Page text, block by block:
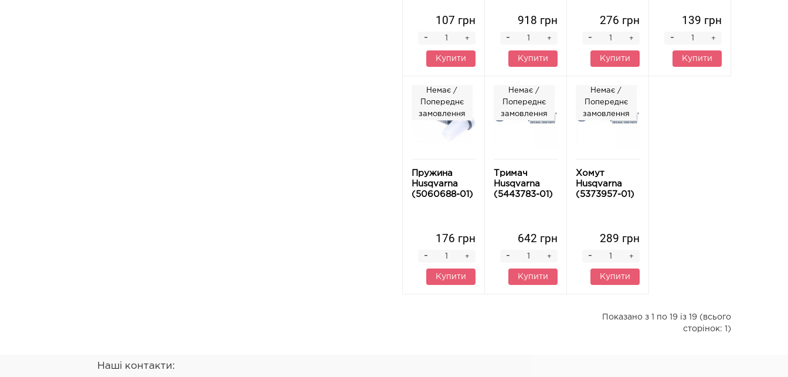
107 грн
+
-
Купити
918 грн
+
-
Купити
276 грн
+
-
Купити
139 грн
+
-
Купити
Немає /
Попереднє
замовлення
Пружина
Husqvarna
(5060688-01)
176 грн
+
-
Купити
Немає /
Попереднє
замовлення
Тримач
Husqvarna
(5443783-01)
642 грн
+
-
Купити
Немає /
Попереднє
замовлення
Хомут
Husqvarna
(5373957-01)
289 грн
+
-
Купити
Показано з 1 по 19 із 19 (всього
сторінок: 1)
Наші контакти: